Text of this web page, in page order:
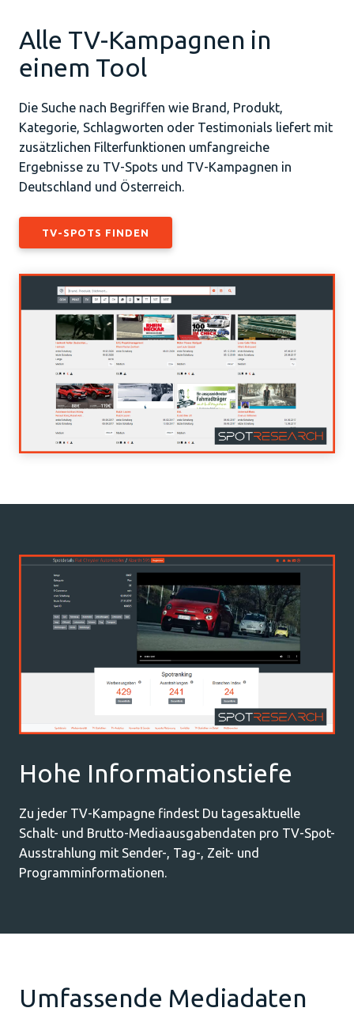
Alle TV-Kampagnen in
einem Tool
Die Suche nach Begriffen wie Brand, Produkt,
Kategorie, Schlagworten oder Testimonials liefert mit
zusätzlichen Filterfunktionen umfangreiche
Ergebnisse zu TV-Spots und TV-Kampagnen in
Deutschland und Österreich.
TV-SPOTS FINDEN
Hohe Informationstiefe
Zu jeder TV-Kampagne findest Du tagesaktuelle
Schalt- und Brutto-Mediaausgabendaten pro TV-Spot-
Ausstrahlung mit Sender-, Tag-, Zeit- und
Programminformationen.
Umfassende Mediadaten